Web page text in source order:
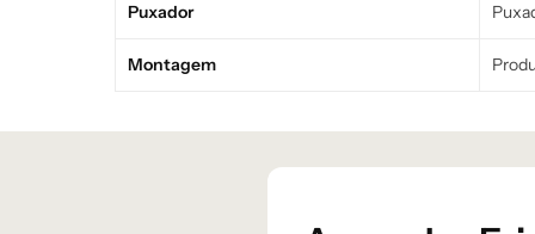
Puxador
Montagem